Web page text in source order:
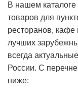
В нашем
товаров для
ресторанов, кафе
лучших
всегда
России. С
ниже: